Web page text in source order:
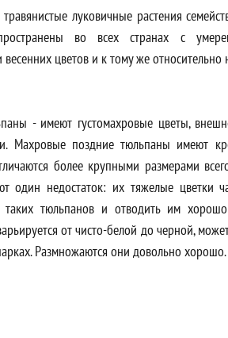
луковичные растения
во всех странах с
цветов и к тому же относительно
- имеют густомахровые цветы,
Махровые поздние тюльпаны имеют
более крупными размерами
один недостаток: их тяжелые цветки
таких тюльпанов и отводить им
от чисто-белой до черной,
Размножаются они довольно хорошо.